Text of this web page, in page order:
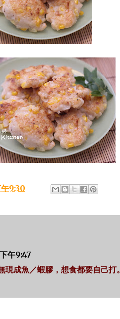
9:30
午9:47
現成魚／蝦膠，想食都要自己打。